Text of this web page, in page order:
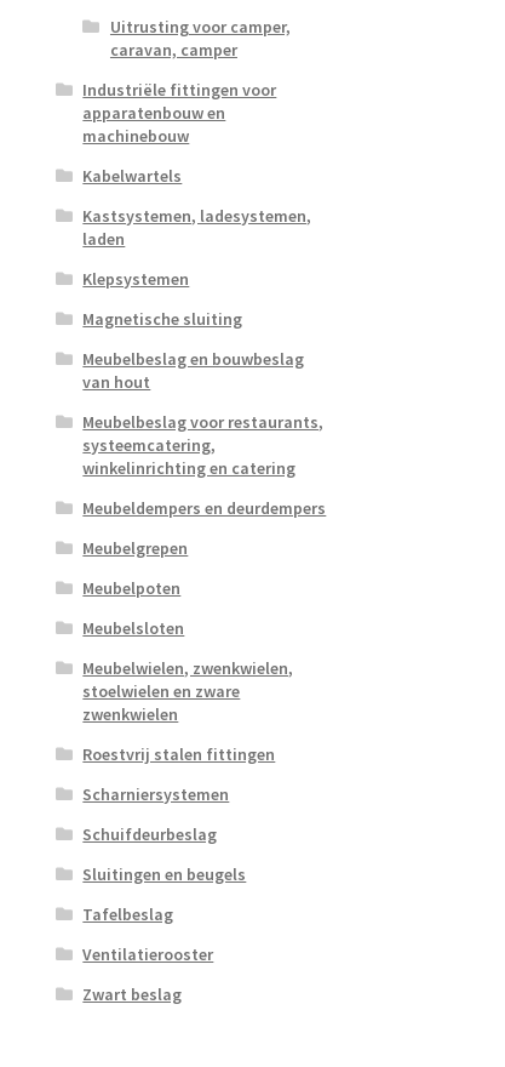
Uitrusting voor camper,
caravan, camper
Industriële fittingen voor
apparatenbouw en
machinebouw
Kabelwartels
Kastsystemen, ladesystemen,
laden
Klepsystemen
Magnetische sluiting
Meubelbeslag en bouwbeslag
van hout
Meubelbeslag voor restaurants,
systeemcatering,
winkelinrichting en catering
Meubeldempers en deurdempers
Meubelgrepen
Meubelpoten
Meubelsloten
Meubelwielen, zwenkwielen,
stoelwielen en zware
zwenkwielen
Roestvrij stalen fittingen
Scharniersystemen
Schuifdeurbeslag
Sluitingen en beugels
Tafelbeslag
Ventilatierooster
Zwart beslag